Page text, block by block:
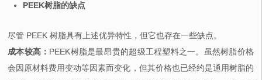
PEEK树脂的缺点
尽管 PEEK 树脂具有上述优异特性，但它也存在一些缺点。
成本较高： PEEK树脂是最昂贵的超级工程塑料之一。虽然树脂价格
会因原材料费用变动等因素而变化，但其价格也已经约是通用树脂的